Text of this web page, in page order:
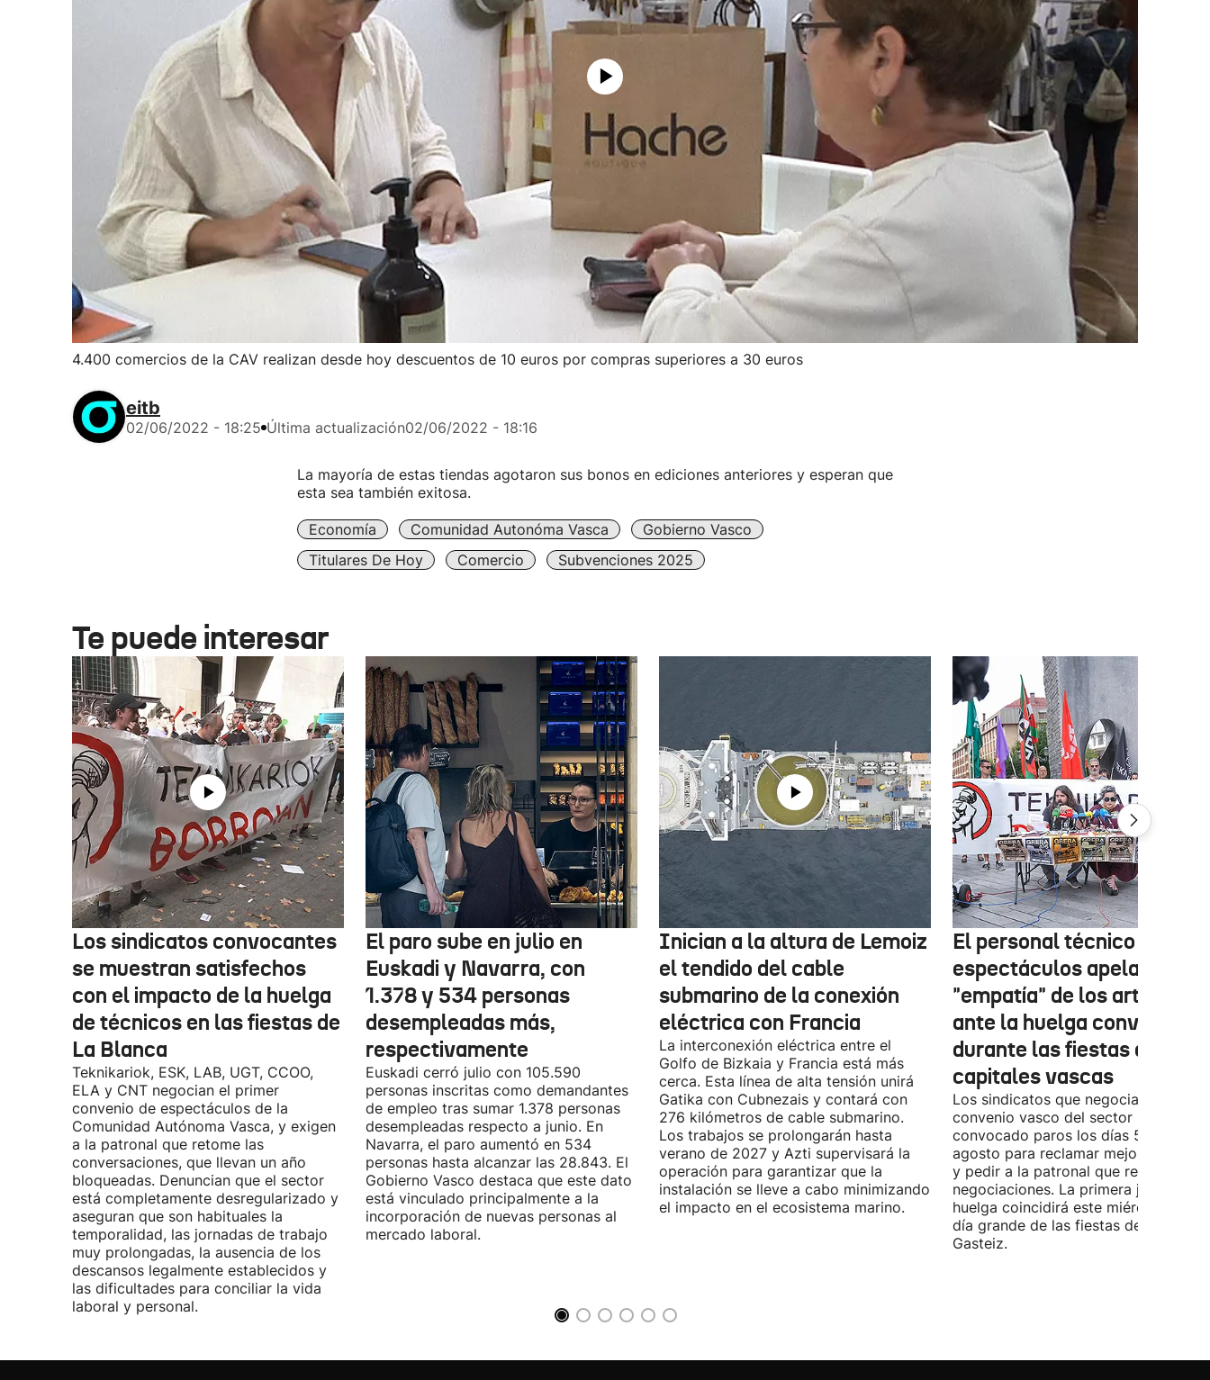
4.400 comercios de la CAV realizan desde hoy descuentos de 10 euros por compras superiores a 30 euros
eitb
02/06/2022 - 18:25 Última actualización02/06/2022 - 18:16
La mayoría de estas tiendas agotaron sus bonos en ediciones anteriores y esperan que
esta sea también exitosa.
Economía Comunidad Autonóma Vasca
Gobierno Vasco
Titulares De Hoy
Comercio Subvenciones 2025
Te puede interesar
Los sindicatos convocantes
se muestran satisfechos
con el impacto de la huelga
de técnicos en las fiestas de
La Blanca
Teknikariok, ESK, LAB, UGT, CCOO,
ELA y CNT negocian el primer
convenio de espectáculos de la
Comunidad Autónoma Vasca, y exigen
a la patronal que retome las
conversaciones, que llevan un año
bloqueadas. Denuncian que el sector
está completamente desregularizado y
aseguran que son habituales la
temporalidad, las jornadas de trabajo
muy prolongadas, la ausencia de los
descansos legalmente establecidos y
las dificultades para conciliar la vida
laboral y personal.
El paro sube en julio en
Euskadi y Navarra, con
1.378 y 534 personas
desempleadas más,
respectivamente
Euskadi cerró julio con 105.590
personas inscritas como demandantes
de empleo tras sumar 1.378 personas
desempleadas respecto a junio. En
Navarra, el paro aumentó en 534
personas hasta alcanzar las 28.843. El
Gobierno Vasco destaca que este dato
está vinculado principalmente a la
incorporación de nuevas personas al
mercado laboral.
Inician a la altura de Lemoiz
el tendido del cable
submarino de la conexión
eléctrica con Francia
La interconexión eléctrica entre el
Golfo de Bizkaia y Francia está más
cerca. Esta línea de alta tensión unirá
Gatika con Cubnezais y contará con
276 kilómetros de cable submarino.
Los trabajos se prolongarán hasta
verano de 2027 y Azti supervisará la
operación para garantizar que la
instalación se lleve a cabo minimizando
el impacto en el ecosistema marino.
El personal técnico de
espectáculos apela a la
"empatía" de los artistas
ante la huelga convocada
durante las fiestas de las
capitales vascas
Los sindicatos que negocian el
convenio vasco del sector han
convocado paros los días 5, 14 y 26
agosto para reclamar mejoras
y pedir a la patronal que retome las
negociaciones. La primera jornada de
huelga coincidirá este miércoles con
día grande de las fiestas de Vitoria-
Gasteiz.